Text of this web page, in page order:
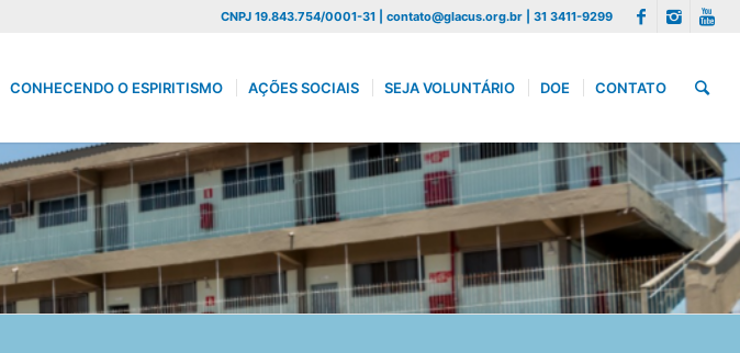
CNPJ 19.843.754/0001-31 | contato@glacus.org.br | 31 3411-9299
CONHECENDO O ESPIRITISMO AÇÕES SOCIAIS SEJA VOLUNTÁRIO DOE CONTATO